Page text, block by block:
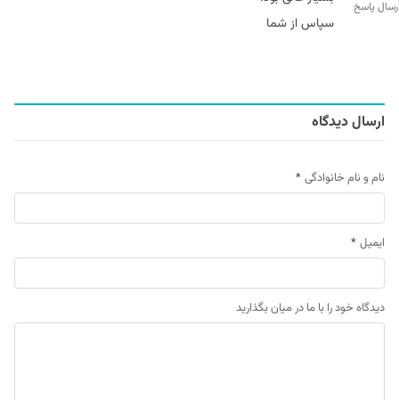
سپاس از شما
پاسخ
ارسال دیدگاه
نام و نام خانوادگی *
ایمیل *
دیدگاه خود را با ما در میان بگذارید